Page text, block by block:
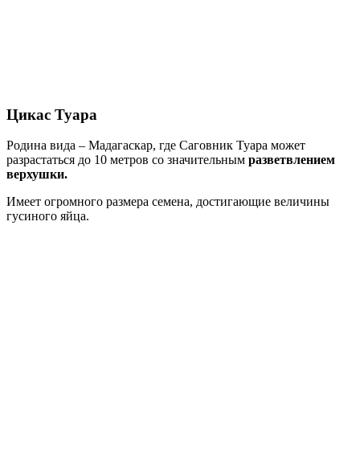
Цикас Туара
Родина вида – Мадагаскар, где Саговник Туара может
разрастаться до 10 метров со значительным разветвлением
верхушки.
Имеет огромного размера семена, достигающие величины
гусиного яйца.